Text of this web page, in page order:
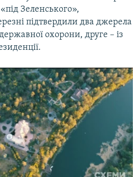
Зеленського»,
підтвердили два джерела
охорони, друге – із